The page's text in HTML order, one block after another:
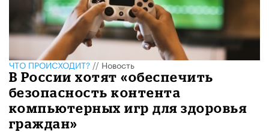
ЧТО ПРОИСХОДИТ?//Новость
В России хотят «обеспечить
безопасность контента
компьютерных игр для здоровья
граждан»